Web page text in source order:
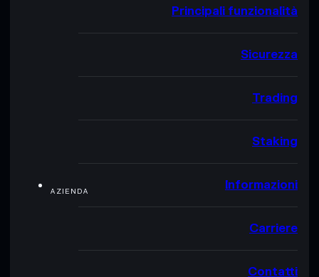
Principali funzionalità
Sicurezza
Trading
Staking
AZIENDA Informazioni
Carriere
Contatti